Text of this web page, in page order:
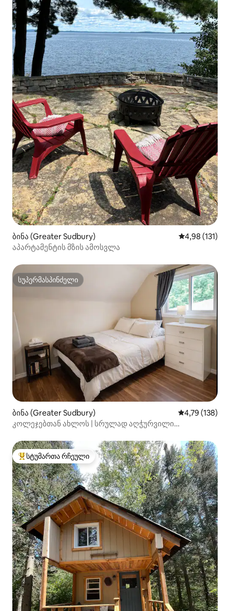
ბინა (Greater Sudbury) საშუალო
4,98 (131)
აპარტამენტის მზის ამოსვლა
სუპერმასპინძელი
სუპერმასპინძელი
ბინა (Greater Sudbury) საშუალო
4,79 (138)
კოლეჯებთან ახლოს | სრულად აღჭურვილი
სტუმართა რჩეული მოწინავე ვარიანტი
სტუმართა რჩეული